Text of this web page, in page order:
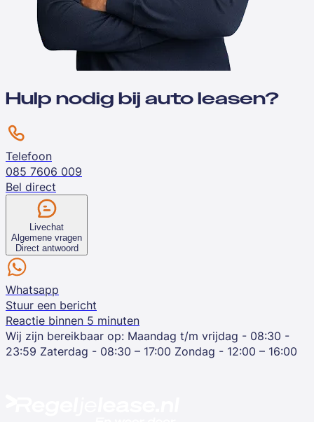
Hulp nodig bij auto leasen?
Telefoon
085 7606 009
Bel direct
Livechat
Algemene vragen
Direct antwoord
Whatsapp
Stuur een bericht
Reactie binnen 5 minuten
Wij zijn bereikbaar op: Maandag t/m vrijdag - 08:30 -
23:59 Zaterdag - 08:30 – 17:00 Zondag - 12:00 – 16:00